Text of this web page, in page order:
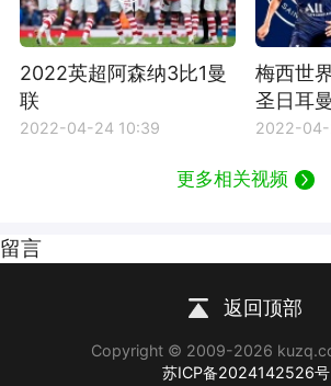
2022英超阿森纳3比1曼
联
2022-04-24 10:39
梅西世
圣日耳
冠
2022-
更多相关视频
留言
返回顶部
Copyright © 2009-2026
苏ICP备2024142526号